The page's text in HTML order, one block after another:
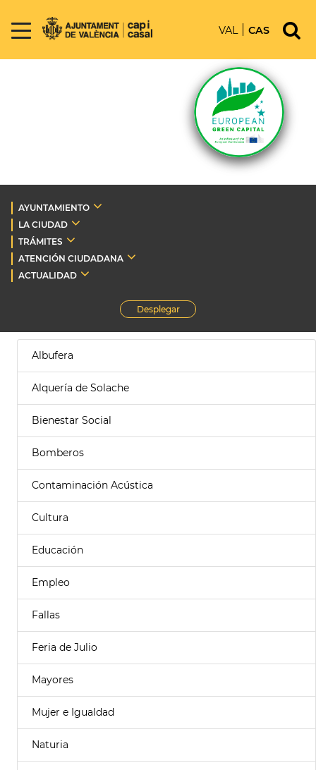
VAL CAS
AYUNTAMIENTO
LA CIUDAD
TRÁMITES
ATENCIÓN CIUDADANA
ACTUALIDAD
Desplegar
Albufera
Alquería de Solache
Bienestar Social
Bomberos
Contaminación Acústica
Cultura
Educación
Empleo
Fallas
Feria de Julio
Mayores
Mujer e Igualdad
Naturia